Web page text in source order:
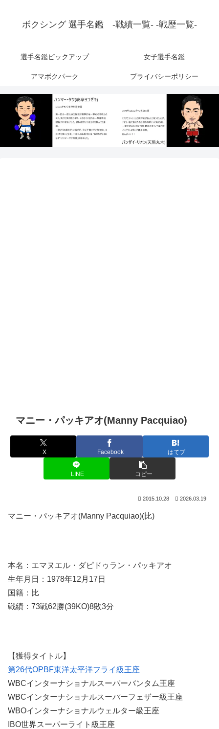
ボクシング 選手名鑑 -戦績一覧- -戦歴一覧-
選手名鑑ピックアップ 女子選手名鑑
アマボクパーク プライバシーポリシー
マニー・パッキアオ(Manny Pacquiao)
X Facebook はてブ
LINE コピー
2015.10.28 2026.03.19
マニー・パッキアオ(Manny Pacquiao)(比)
本名：エマヌエル・ダピドゥラン・パッキアオ
生年月日：1978年12月17日
国籍：比
戦績：73戦62勝(39KO)8敗3分
【獲得タイトル】
第26代OPBF東洋太平洋フライ級王座
WBCインターナショナルスーパーバンタム王座
WBCインターナショナルスーパーフェザー級王座
WBOインターナショナルウェルター級王座
IBO世界スーパーライト級王座